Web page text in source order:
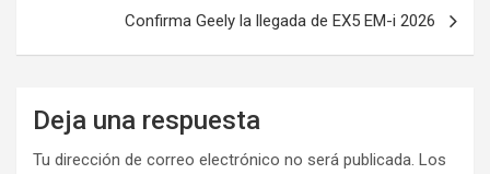
Confirma Geely la llegada de EX5 EM-i 2026
Deja una respuesta
Tu dirección de correo electrónico no será publicada. Los